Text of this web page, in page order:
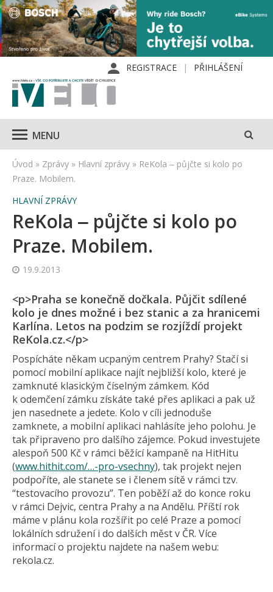
REGISTRACE PŘIHLÁŠENÍ
MENU
Úvod » Zprávy » Hlavní zprávy » ReKola ‒ půjčte si kolo po
Praze. Mobilem.
HLAVNÍ ZPRÁVY
ReKola ‒ půjčte si kolo po
Praze. Mobilem.
19.9.2013
<p>Praha se konečně dočkala. Půjčit sdílené
kolo je dnes možné i bez stanic a za hranicemi
Karlína. Letos na podzim se rozjíždí projekt
ReKola.cz.</p>
Pospícháte někam ucpaným centrem Prahy? Stačí si
pomocí mobilní aplikace najít nejbližší kolo, které je
zamknuté klasickým číselným zámkem. Kód
k odemčení zámku získáte také přes aplikaci a pak už
jen nasednete a jedete. Kolo v cíli jednoduše
zamknete, a mobilní aplikaci nahlásíte jeho polohu. Je
tak připraveno pro dalšího zájemce. Pokud investujete
alespoň 500 Kč v rámci běžící kampaně na HitHitu
(www.hithit.com/…-pro-vsechny), tak projekt nejen
podpoříte, ale stanete se i členem sítě v rámci tzv.
“testovacího provozu”. Ten poběží až do konce roku
v rámci Dejvic, centra Prahy a na Andělu. Příští rok
máme v plánu kola rozšířit po celé Praze a pomocí
lokálních sdružení i do dalších měst v ČR. Více
informací o projektu najdete na našem webu:
rekola.cz.